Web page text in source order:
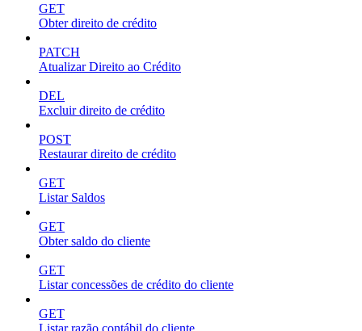
GET
Obter direito de crédito
PATCH
Atualizar Direito ao Crédito
DEL
Excluir direito de crédito
POST
Restaurar direito de crédito
GET
Listar Saldos
GET
Obter saldo do cliente
GET
Listar concessões de crédito do cliente
GET
Listar razão contábil do cliente